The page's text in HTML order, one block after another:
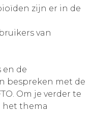
zijn er in de
van
en de
bespreken met de
Om je verder te
het thema